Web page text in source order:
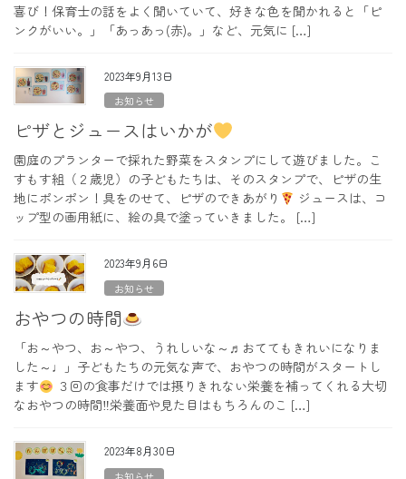
喜び！保育士の話をよく聞いていて、好きな色を聞かれると「ピ
ンクがいい。」「あっあっ(赤)。」など、元気に […]
2023年9月13日
お知らせ
ピザとジュースはいかが
園庭のプランターで採れた野菜をスタンプにして遊びました。こ
すもす組（２歳児）の子どもたちは、そのスタンプで、ピザの生
地にポンポン！具をのせて、ピザのできあがり
ジュースは、コ
ップ型の画用紙に、絵の具で塗っていきました。 […]
2023年9月6日
お知らせ
おやつの時間
「お～やつ、お～やつ、うれしいな～♬おててもきれいになりま
した～♩」子どもたちの元気な声で、おやつの時間がスタートし
ます
３回の食事だけでは摂りきれない栄養を補ってくれる大切
なおやつの時間‼栄養面や見た目はもちろんのこ […]
2023年8月30日
お知らせ